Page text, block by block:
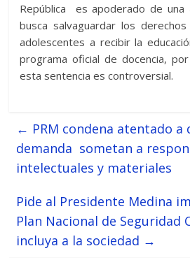
República es apoderado de una
busca salvaguardar los
adolescentes a recibir la
programa oficial de docencia,
esta sentencia es controversial.
← PRM condena atentado a
demanda sometan a
intelectuales y materiales
Pide al Presidente Medina
Plan Nacional de Seguridad
incluya a la sociedad →